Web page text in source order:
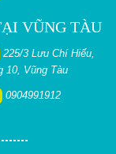
VŨNG TÀU
225/3 Lưu Chí Hiếu,
10, Vũng Tàu
0904991912